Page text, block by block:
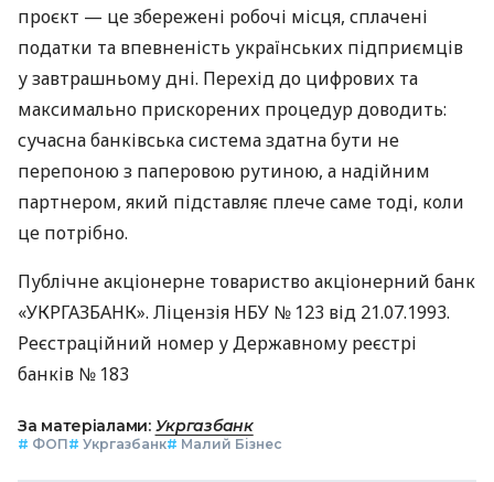
проєкт — це збережені робочі місця, сплачені
податки та впевненість українських підприємців
у завтрашньому дні. Перехід до цифрових та
максимально прискорених процедур доводить:
сучасна банківська система здатна бути не
перепоною з паперовою рутиною, а надійним
партнером, який підставляє плече саме тоді, коли
це потрібно.
Публічне акціонерне товариство акціонерний банк
«УКРГАЗБАНК». Ліцензія НБУ № 123 від 21.07.1993.
Реєстраційний номер у Державному реєстрі
банків № 183
За матеріалами: Укргазбанк
# ФОП# Укргазбанк# Малий Бізнес